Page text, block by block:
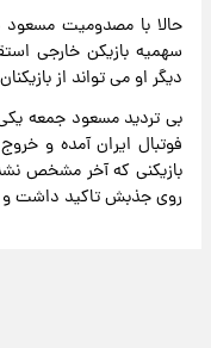
حالا با مصدومیت مسعود
سهمیه بازیکن خارجی
دیگر او می تواند از
بی تردید مسعود جمعه
فوتبال ایران آمده و
بازیکنی که آخر مشخص نشد
روی جذبش تاکید داشت و